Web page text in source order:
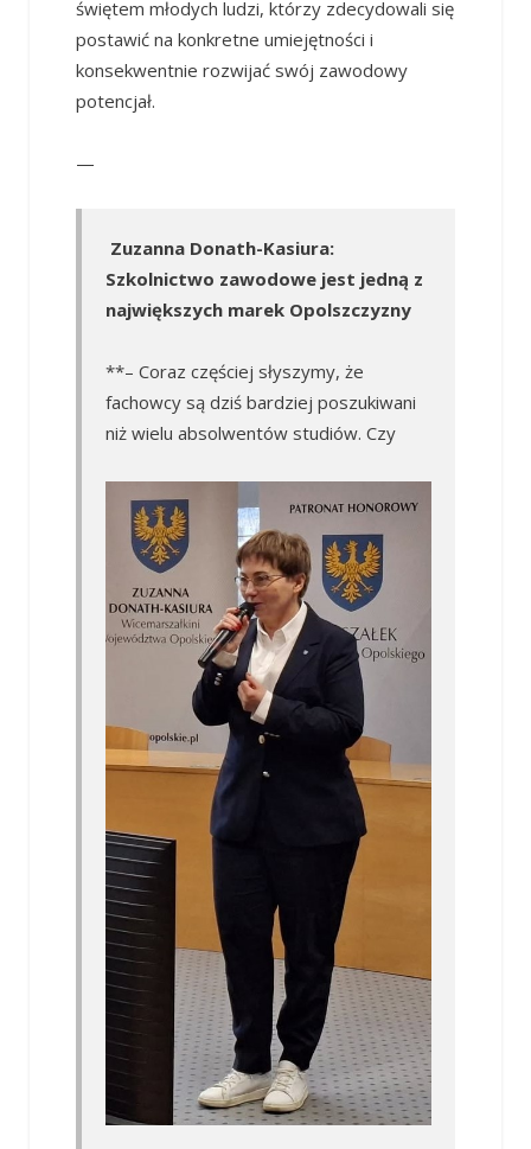
świętem młodych ludzi, którzy zdecydowali się
postawić na konkretne umiejętności i
konsekwentnie rozwijać swój zawodowy
potencjał.
—
Zuzanna Donath-Kasiura:
Szkolnictwo zawodowe jest jedną z
największych marek Opolszczyzny
**– Coraz częściej słyszymy, że
fachowcy są dziś bardziej poszukiwani
niż wielu absolwentów studiów. Czy